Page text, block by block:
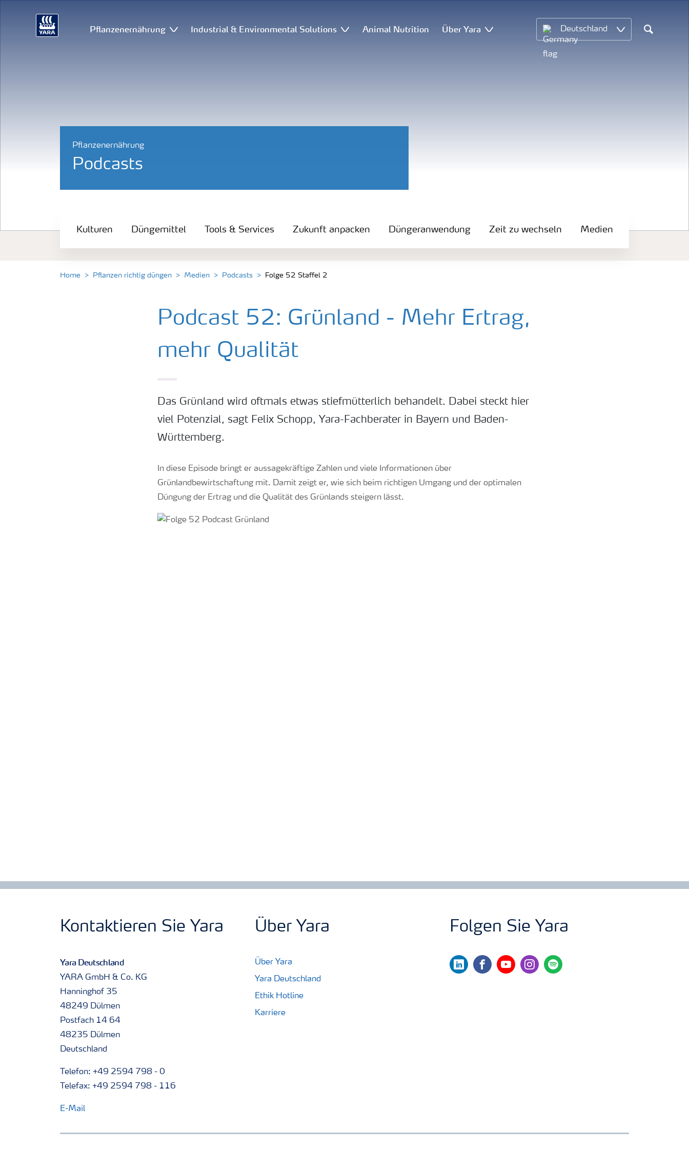
Pflanzenernährung Industrial & Environmental Solutions Animal Nutrition Über Yara Deutschland
Search
Pflanzenernährung
Podcasts
Tools & Services
Kulturen Düngemittel Tools & Services Zukunft anpacken Düngeranwendung Zeit zu wechseln Medien
Home Pflanzen richtig düngen Medien Podcasts Folge 52 Staffel 2
Podcast 52: Grünland - Mehr Ertrag,
mehr Qualität
Das Grünland wird oftmals etwas stiefmütterlich behandelt. Dabei steckt hier
viel Potenzial, sagt Felix Schopp, Yara-Fachberater in Bayern und Baden-
Württemberg.
In diese Episode bringt er aussagekräftige Zahlen und viele Informationen über
Grünlandbewirtschaftung mit. Damit zeigt er, wie sich beim richtigen Umgang und der optimalen
Düngung der Ertrag und die Qualität des Grünlands steigern lässt.
Kontaktieren Sie Yara
Yara Deutschland
YARA GmbH & Co. KG
Hanninghof 35
48249 Dülmen
Postfach 14 64
48235 Dülmen
Deutschland
Telefon: +49 2594 798 - 0
Telefax: +49 2594 798 - 116
E-Mail
Über Yara
Über Yara
Yara Deutschland
Ethik Hotline
Karriere
Folgen Sie Yara
linkedinfacebookyoutubeinstagram
spotify